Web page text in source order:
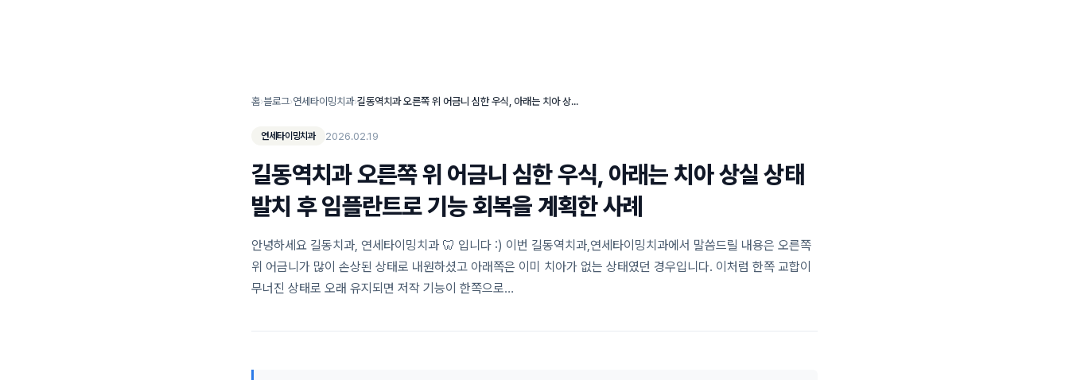
홈›블로그›연세타이밍치과› 길동역치과 오른쪽 위 어금니 심한 우식, 아래는 치아 상실 상태발치 후 임플란트로 기능 회복을 계획한 사례
연세타이밍치과 2026.02.19
길동역치과 오른쪽 위 어금니 심한 우식, 아래는 치아 상실 상태
발치 후 임플란트로 기능 회복을 계획한 사례
안녕하세요 길동치과, 연세타이밍치과 🦷 입니다 :) 이번 길동역치과,연세타이밍치과에서 말씀드릴 내용은 오른쪽
위 어금니가 많이 손상된 상태로 내원하셨고 아래쪽은 이미 치아가 없는 상태였던 경우입니다. 이처럼 한쪽 교합이
무너진 상태로 오래 유지되면 저작 기능이 한쪽으로…